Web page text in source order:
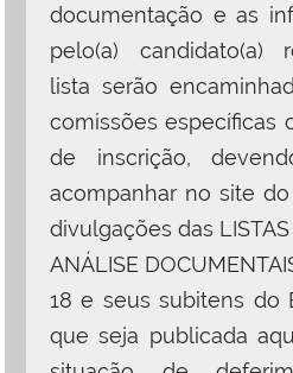
documentação e as
pelo(a) candidato(a)
lista serão
comissões específicas
de inscrição,
acompanhar no site
divulgações das LISTAS
ANÁLISE
18 e seus subitens do
que seja publicada